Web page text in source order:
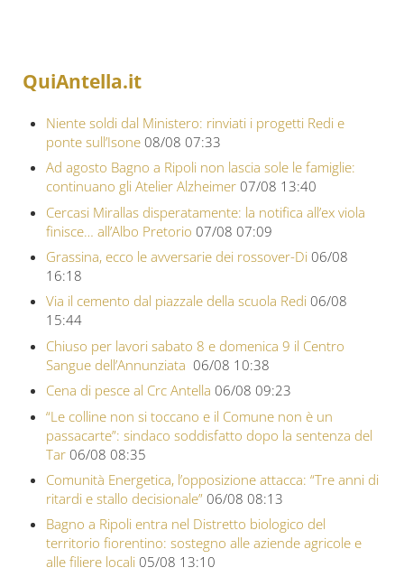
QuiAntella.it
Niente soldi dal Ministero: rinviati i progetti Redi e
ponte sull’Isone 08/08 07:33
Ad agosto Bagno a Ripoli non lascia sole le famiglie:
continuano gli Atelier Alzheimer 07/08 13:40
Cercasi Mirallas disperatamente: la notifica all’ex viola
finisce… all’Albo Pretorio 07/08 07:09
Grassina, ecco le avversarie dei rossover-Di 06/08
16:18
Via il cemento dal piazzale della scuola Redi 06/08
15:44
Chiuso per lavori sabato 8 e domenica 9 il Centro
Sangue dell’Annunziata 06/08 10:38
Cena di pesce al Crc Antella 06/08 09:23
“Le colline non si toccano e il Comune non è un
passacarte”: sindaco soddisfatto dopo la sentenza del
Tar 06/08 08:35
Comunità Energetica, l’opposizione attacca: “Tre anni di
ritardi e stallo decisionale” 06/08 08:13
Bagno a Ripoli entra nel Distretto biologico del
territorio fiorentino: sostegno alle aziende agricole e
alle filiere locali 05/08 13:10